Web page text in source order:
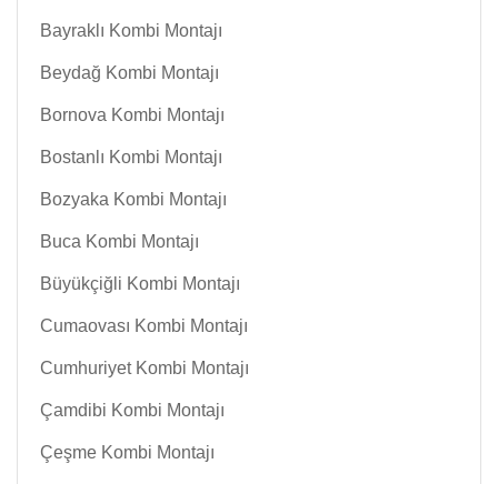
Bayraklı Kombi Montajı
Beydağ Kombi Montajı
Bornova Kombi Montajı
Bostanlı Kombi Montajı
Bozyaka Kombi Montajı
Buca Kombi Montajı
Büyükçiğli Kombi Montajı
Cumaovası Kombi Montajı
Cumhuriyet Kombi Montajı
Çamdibi Kombi Montajı
Çeşme Kombi Montajı